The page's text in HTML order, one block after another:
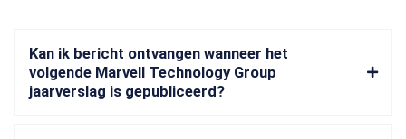
Kan ik bericht ontvangen wanneer het
volgende Marvell Technology Group
jaarverslag is gepubliceerd?